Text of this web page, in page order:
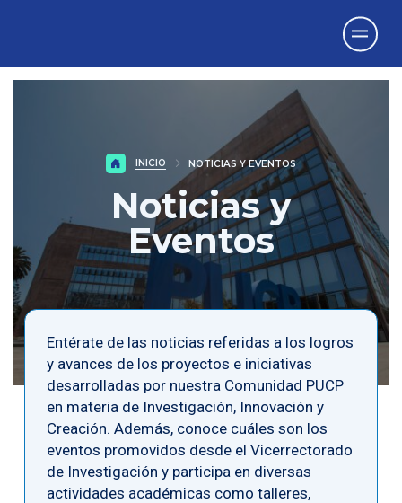
INICIO NOTICIAS Y EVENTOS
Noticias y
Eventos
Entérate de las noticias referidas a los logros
y avances de los proyectos e iniciativas
desarrolladas por nuestra Comunidad PUCP
en materia de Investigación, Innovación y
Creación. Además, conoce cuáles son los
eventos promovidos desde el Vicerrectorado
de Investigación y participa en diversas
actividades académicas como talleres,